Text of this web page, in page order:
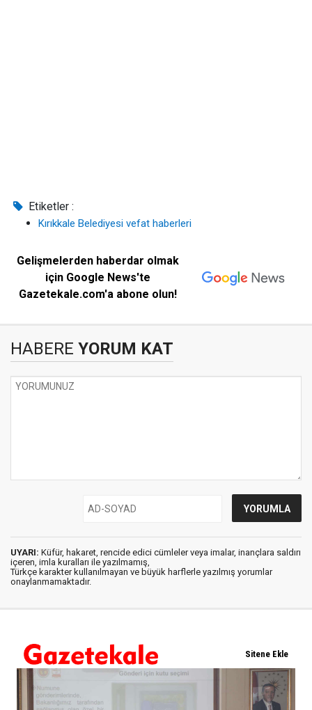
Etiketler :
Kırıkkale Belediyesi vefat haberleri
Gelişmelerden haberdar olmak
için Google News'te
Gazetekale.com'a abone olun!
HABERE YORUM KAT
UYARI: Küfür, hakaret, rencide edici cümleler veya imalar, inançlara saldırı
içeren, imla kuralları ile yazılmamış,
Türkçe karakter kullanılmayan ve büyük harflerle yazılmış yorumlar
onaylanmamaktadır.